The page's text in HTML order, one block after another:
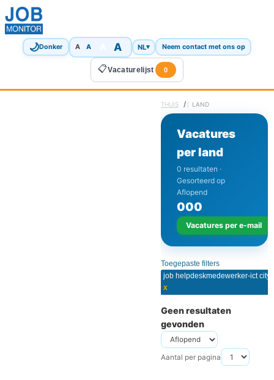
🌙Donker A A A NL▾ Neem contact met ons op
📋Vacaturelijst 0
THUIS / LAND
Vacatures
per land
0 resultaten ·
Gesorteerd op
Aflopend
000
Vacatures per e-mail
Toegepaste filters
x
Geen resultaten
gevonden
Aantal per pagina